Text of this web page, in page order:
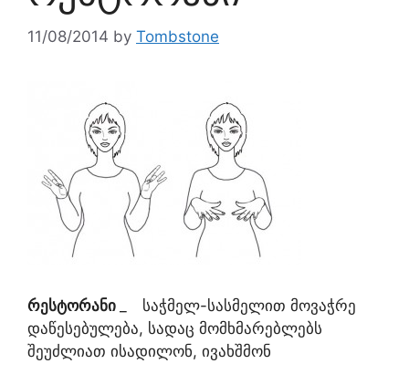
11/08/2014 by Tombstone
რესტორანი
საჭმელ-სასმელით მოვაჭრე
დაწესებულება, სადაც მომხმარებლებს
შეუძლიათ ისადილონ, ივახშმონ